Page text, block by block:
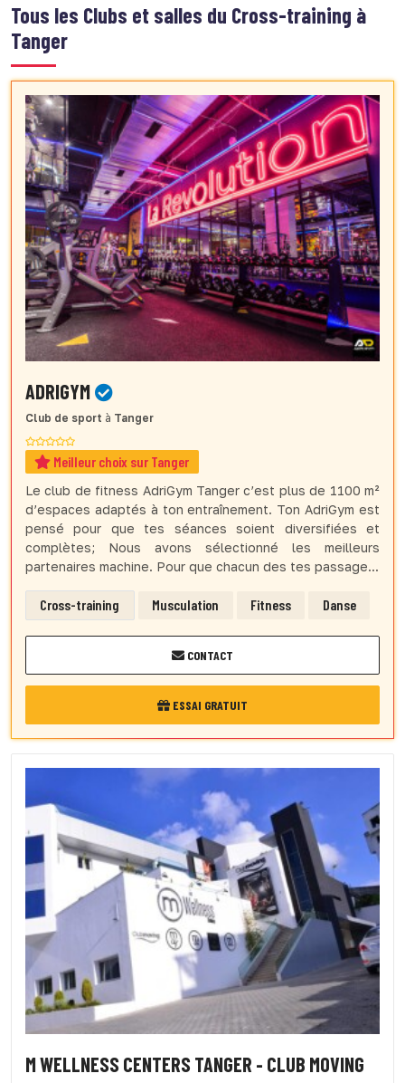
Tous les Clubs et salles du Cross-training à
Tanger
ADRIGYM
Club de sport à Tanger
Meilleur choix sur Tanger
Le club de fitness AdriGym Tanger c’est plus de 1100 m²
d’espaces adaptés à ton entraînement. Ton AdriGym est
pensé pour que tes séances soient diversifiées et
complètes; Nous avons sélectionné les meilleurs
partenaires machine. Pour que chacun des tes passage...
Cross-training Musculation Fitness Danse
CONTACT
ESSAI GRATUIT
M WELLNESS CENTERS TANGER - CLUB MOVING